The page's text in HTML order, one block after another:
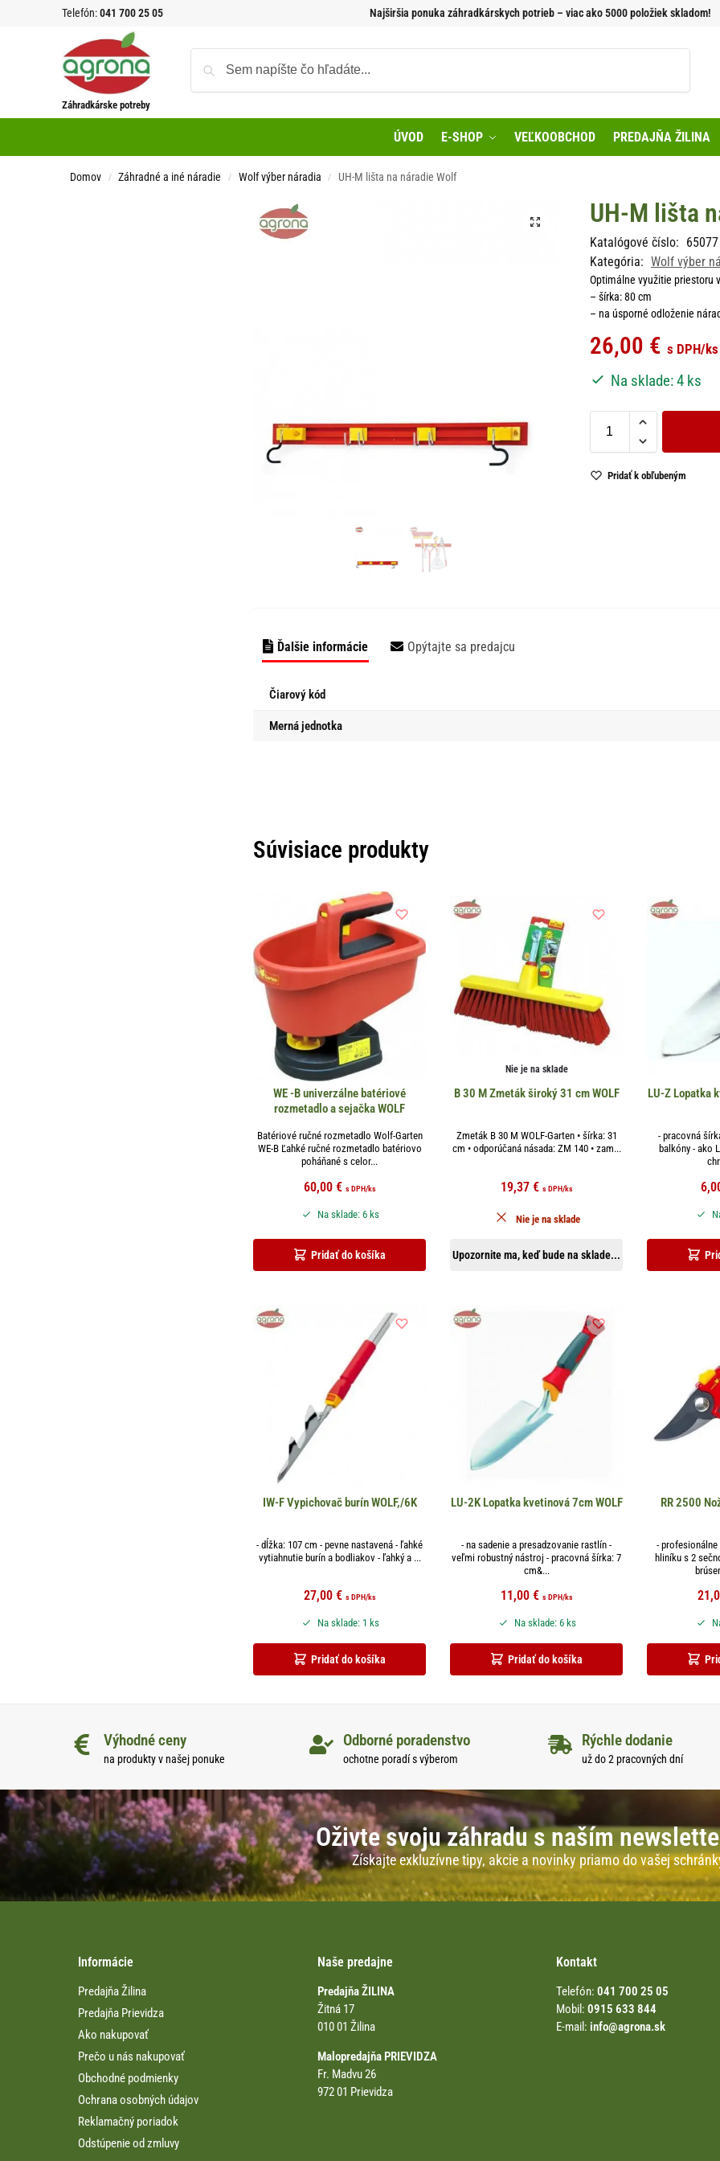
Telefón:041 700 25 05 Najširšia ponuka záhradkárskych potrieb – viac ako 5000 položiek skladom!
Záhradkárske potreby
ÚVOD E-SHOP VEĽKOOBCHOD PREDAJŇA ŽILINA
Domov / Záhradné a iné náradie / Wolf výber náradia / UH-M lišta na náradie Wolf
UH-M lišta
Katalógové číslo: 65077
Kategória: Wolf výber
Optimálne využitie priestoru
– šírka: 80 cm
– na úsporné odloženie
26,00 € s DPH/ks
Na sklade: 4 ks
Pridať k obľubeným
Ďalšie informácie Opýtajte sa predajcu
Čiarový kód
Merná jednotka
Súvisiace produkty
WE -B univerzálne batériové
rozmetadlo a sejačka WOLF
Batériové ručné rozmetadlo Wolf-Garten
WE-B Ľahké ručné rozmetadlo batériovo
poháňané s celor...
60,00 € s DPH/ks
Pridať do košíka
Na sklade: 6 ks
Nie je na sklade
B 30 M Zmeták široký 31 cm WOLF
Zmeták B 30 M WOLF-Garten • šírka: 31
cm • odporúčaná násada: ZM 140 • zam...
19,37 € s DPH/ks
Upozornite ma, keď bude na sklade...
Nie je na sklade
LU-Z Lopatka
- pracovná
balkóny - ako
IW-F Vypichovač burín WOLF,/6K
- dĺžka: 107 cm - pevne nastavená - ľahké
vytiahnutie burín a bodliakov - ľahký a ...
27,00 € s DPH/ks
Pridať do košíka
Na sklade: 1 ks
LU-2K Lopatka kvetinová 7cm WOLF
- na sadenie a presadzovanie rastlín -
veľmi robustný nástroj - pracovná šírka: 7
cm&...
11,00 € s DPH/ks
Pridať do košíka
Na sklade: 6 ks
RR 2500
-
hliníku s 2
Výhodné ceny
na produkty v našej ponuke
Odborné poradenstvo
ochotne poradí s výberom
Rýchle dodanie
už do 2 pracovných dní
Oživte svoju záhradu s naším
Získajte exkluzívne tipy, akcie a novinky priamo do vašej
Informácie
Predajňa Žilina
Predajňa Prievidza
Ako nakupovať
Prečo u nás nakupovať
Obchodné podmienky
Ochrana osobných údajov
Reklamačný poriadok
Odstúpenie od zmluvy
Naše predajne
Predajňa ŽILINA
Žitná 17
010 01 Žilina
Malopredajňa PRIEVIDZA
Fr. Madvu 26
972 01 Prievidza
Kontakt
Telefón: 041 700 25 05
Mobil: 0915 633 844
E-mail: info@agrona.sk